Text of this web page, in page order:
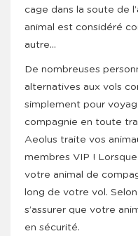
cage dans la soute de
animal est considéré
autre…
De nombreuses
alternatives aux vols
simplement pour
compagnie en toute
Aeolus traite vos
membres VIP !
votre animal de
long de votre vol.
s’assurer que votre
en sécurité.